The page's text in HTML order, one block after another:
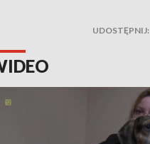
UDOSTĘPNIJ: